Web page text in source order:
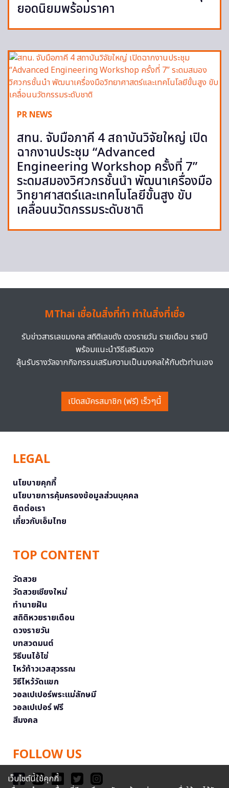
ยอดนิยมพร้อมราคา
PR NEWS
สทน. จับมือภาคี 4 สถาบันวิจัยใหญ่ เปิด
ฉากงานประชุม “Advanced
Engineering Workshop ครั้งที่ 7”
ระดมสมองวิศวกรชั้นนำ พัฒนาเครื่องมือ
วิทยาศาสตร์และเทคโนโลยีขั้นสูง ขับ
เคลื่อนนวัตกรรมระดับชาติ
MThai เชื่อในสิ่งที่ทำ ทำในสิ่งที่เชื่อ
รับข่าวสารเลขมงคล สถิติเลขดัง ดวงรายวัน รายเดือน รายปี
พร้อมแนะนำวิธีเสริมดวง
ลุ้นรับรางวัลจากกิจกรรมเสริมความเป็นมงคลให้กับตัวท่านเอง
เปิดสมัครสมาชิก (ฟรี) เร็วๆนี้
LEGAL
นโยบายคุกกี้
นโยบายการคุ้มครองข้อมูลส่วนบุคคล
ติดต่อเรา
เกี่ยวกับเอ็มไทย
TOP CONTENT
วัดสวย
วัดสวยเชียงใหม่
ทำนายฝัน
สถิติหวยรายเดือน
ดวงรายวัน
บทสวดมนต์
วิธีบนไอ้ไข่
ไหว้ท้าวเวสสุวรรณ
วิธีไหว้วัดแขก
วอลเปเปอร์พระแม่ลักษมี
วอลเปเปอร์ ฟรี
สีมงคล
FOLLOW US
เว็บไซต์นี้ใช้คุกกี้